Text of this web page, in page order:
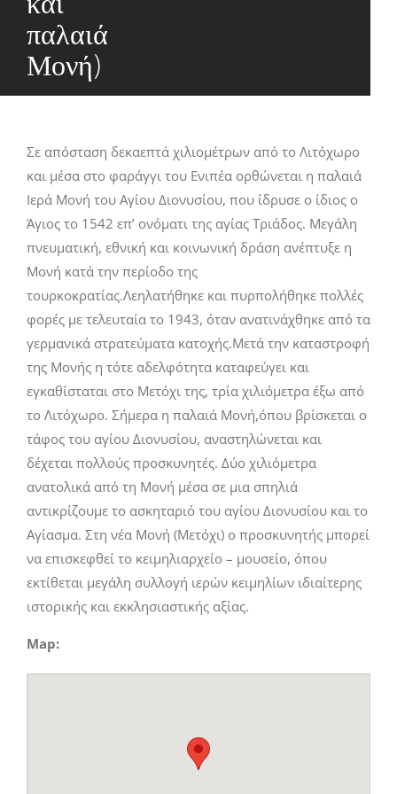
παλαιά
Μονή)
Σε απόσταση δεκαεπτά χιλιομέτρων από το Λιτόχωρο
και μέσα στο φαράγγι του Ενιπέα ορθώνεται η παλαιά
Ιερά Μονή του Αγίου Διονυσίου, που ίδρυσε ο ίδιος ο
Άγιος το 1542 επ’ ονόματι της αγίας Τριάδος. Μεγάλη
πνευματική, εθνική και κοινωνική δράση ανέπτυξε η
Μονή κατά την περίοδο της
τουρκοκρατίας.Λεηλατήθηκε και πυρπολήθηκε πολλές
φορές με τελευταία το 1943, όταν ανατινάχθηκε από τα
γερμανικά στρατεύματα κατοχής.Μετά την καταστροφή
της Μονής η τότε αδελφότητα καταφεύγει και
εγκαθίσταται στο Μετόχι της, τρία χιλιόμετρα έξω από
το Λιτόχωρο. Σήμερα η παλαιά Μονή,όπου βρίσκεται ο
τάφος του αγίου Διονυσίου, αναστηλώνεται και
δέχεται πολλούς προσκυνητές. Δύο χιλιόμετρα
ανατολικά από τη Μονή μέσα σε μια σπηλιά
αντικρίζουμε το ασκηταριό του αγίου Διονυσίου και το
Αγίασμα. Στη νέα Μονή (Μετόχι) ο προσκυνητής μπορεί
να επισκεφθεί το κειμηλιαρχείο – μουσείο, όπου
εκτίθεται μεγάλη συλλογή ιερών κειμηλίων ιδιαίτερης
ιστορικής και εκκλησιαστικής αξίας.
Map